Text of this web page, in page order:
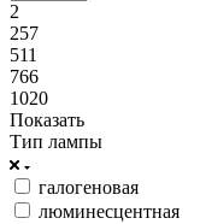
2
257
511
766
1020
Показать
Тип лампы
галогеновая
люминесцентная